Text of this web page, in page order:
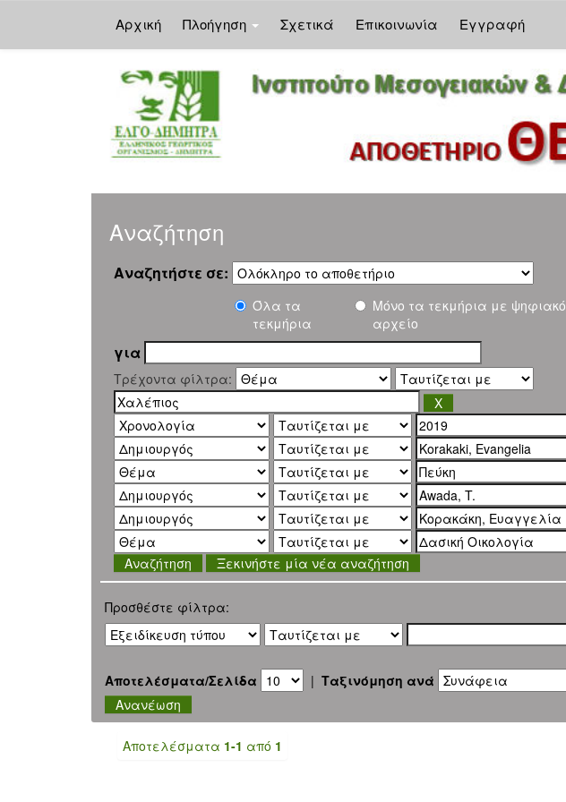
Αρχική Πλοήγηση Σχετικά Επικοινωνία Εγγραφή
Αναζήτηση
Αναζητήστε σε:
Όλα τα
τεκμήρια
Μόνο τα τεκμήρια με ψηφιακό
αρχείο
για
Τρέχοντα φίλτρα:
Ξεκινήστε μία νέα αναζήτηση
Προσθέστε φίλτρα:
Αποτελέσματα/Σελίδα | Ταξινόμηση ανά
Αποτελέσματα 1-1 από 1